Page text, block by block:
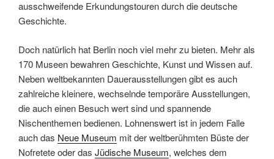
ausschweifende Erkundungstouren durch die deutsche
Geschichte.
Doch natürlich hat Berlin noch viel mehr zu bieten. Mehr als
170 Museen bewahren Geschichte, Kunst und Wissen auf.
Neben weltbekannten Dauerausstellungen gibt es auch
zahlreiche kleinere, wechselnde temporäre Ausstellungen,
die auch einen Besuch wert sind und spannende
Nischenthemen bedienen. Lohnenswert ist in jedem Falle
auch das Neue Museum mit der weltberühmten Büste der
Nofretete oder das Jüdische Museum, welches dem